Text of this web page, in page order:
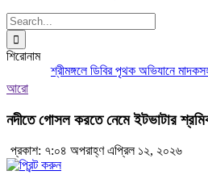
Search
for:
শিরোনাম
শ্রীমঙ্গলে ডিবির পৃথক অভিযানে মাদকসহ ৩
আরো
নদীতে গোসল করতে নেমে ইটভাটার
প্রকাশ: ৭:০৪ অপরাহ্ণ এপ্রিল ১২, ২০২৬